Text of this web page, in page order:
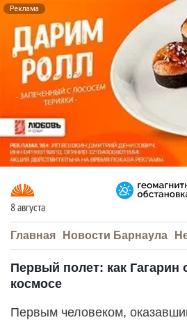
Реклама
8 августа
Главная Новости Барнаула
Первый полет: как Гагарин
космосе
Первым человеком,